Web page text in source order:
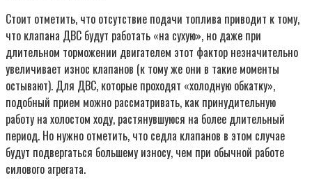
Стоит отметить, что отсутствие подачи топлива приводит к тому,
что клапана ДВС будут работать «на сухую», но даже при
длительном торможении двигателем этот фактор незначительно
увеличивает износ клапанов (к тому же они в такие моменты
остывают). Для ДВС, которые проходят «холодную обкатку»,
подобный прием можно рассматривать, как принудительную
работу на холостом ходу, растянувшуюся на более длительный
период. Но нужно отметить, что седла клапанов в этом случае
будут подвергаться большему износу, чем при обычной работе
силового агрегата.